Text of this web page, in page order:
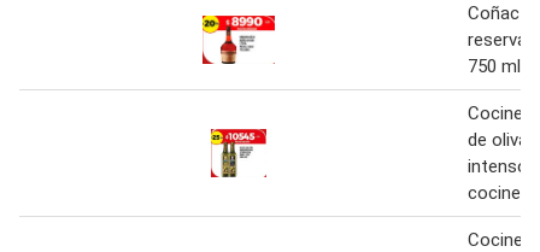
Coñac
reserva
750 ml.
de oliva
intenso
cocinero